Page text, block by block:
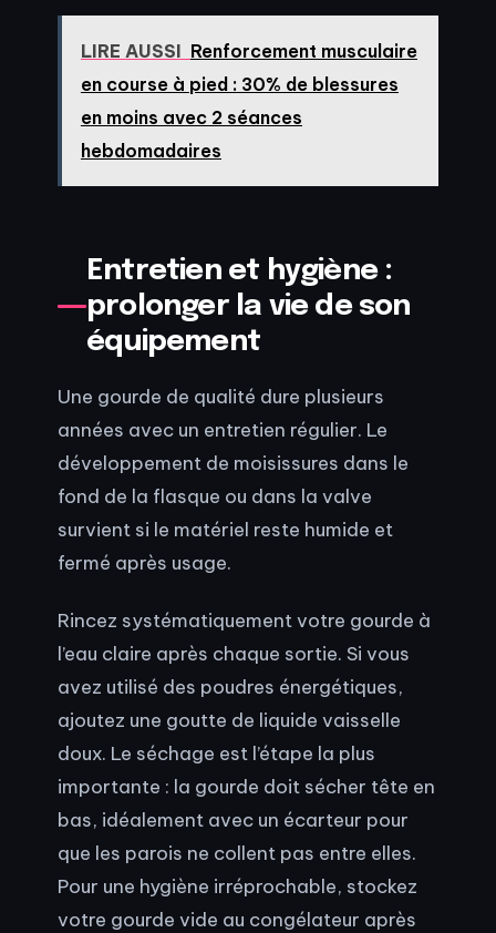
LIRE AUSSI Renforcement musculaire
en course à pied : 30% de blessures
en moins avec 2 séances
hebdomadaires
Entretien et hygiène :
prolonger la vie de son
équipement
Une gourde de qualité dure plusieurs
années avec un entretien régulier. Le
développement de moisissures dans le
fond de la flasque ou dans la valve
survient si le matériel reste humide et
fermé après usage.
Rincez systématiquement votre gourde à
l’eau claire après chaque sortie. Si vous
avez utilisé des poudres énergétiques,
ajoutez une goutte de liquide vaisselle
doux. Le séchage est l’étape la plus
importante : la gourde doit sécher tête en
bas, idéalement avec un écarteur pour
que les parois ne collent pas entre elles.
Pour une hygiène irréprochable, stockez
votre gourde vide au congélateur après